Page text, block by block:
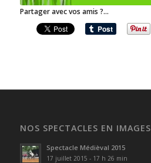
Partager avec vos amis ?...
NOS SPECTACLES EN IMAGES
Spectacle Médièval 2015
17 juillet 2015 - 17 h 26 min